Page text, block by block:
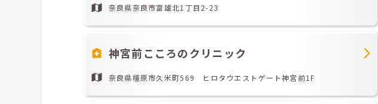
奈良県奈良市富雄北1丁目2-23
神宮前こころのクリニック
奈良県橿原市久米町569 ヒロタウエストゲート神宮前1F